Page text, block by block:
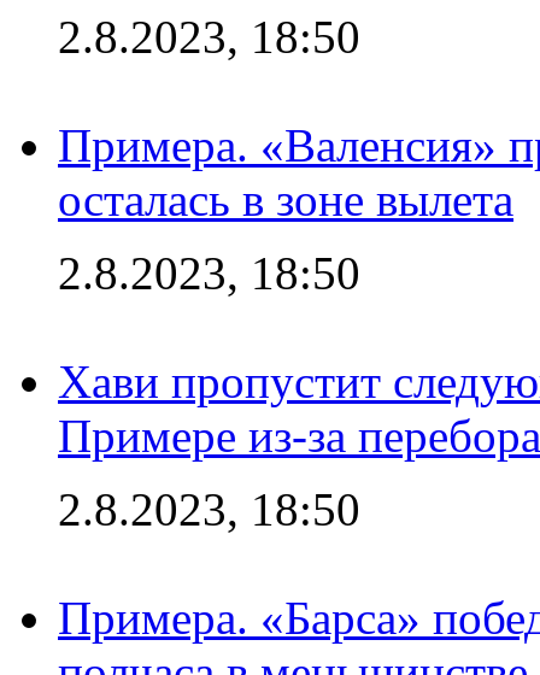
2.8.2023, 18:50
Примера. «Валенсия»
осталась в зоне вылета
2.8.2023, 18:50
Хави пропустит
Примере из-за
2.8.2023, 18:50
Примера. «Барса»